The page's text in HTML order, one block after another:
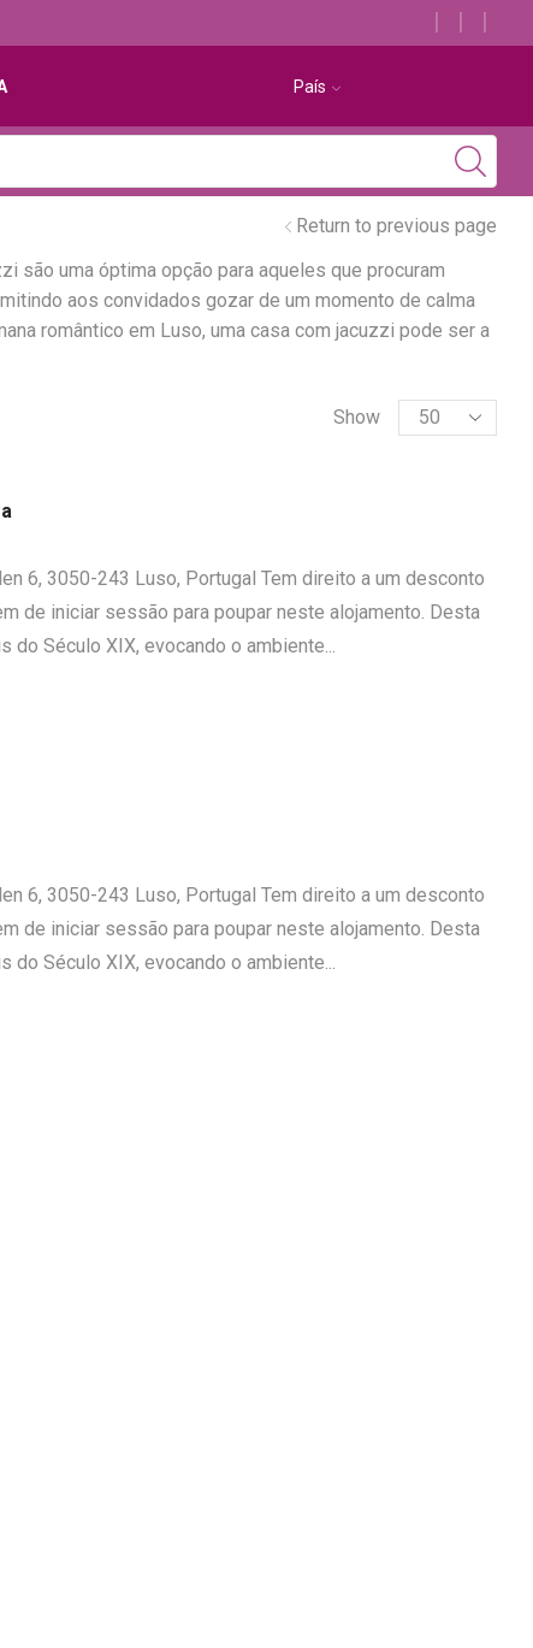
País
Return to previous page
são uma óptima opção para aqueles que procuram
aos convidados gozar de um momento de calma
romântico em Luso, uma casa com jacuzzi pode ser a
Show
6, 3050-243 Luso, Portugal Tem direito a um desconto
de iniciar sessão para poupar neste alojamento. Desta
do Século XIX, evocando o ambiente...
6, 3050-243 Luso, Portugal Tem direito a um desconto
de iniciar sessão para poupar neste alojamento. Desta
do Século XIX, evocando o ambiente...